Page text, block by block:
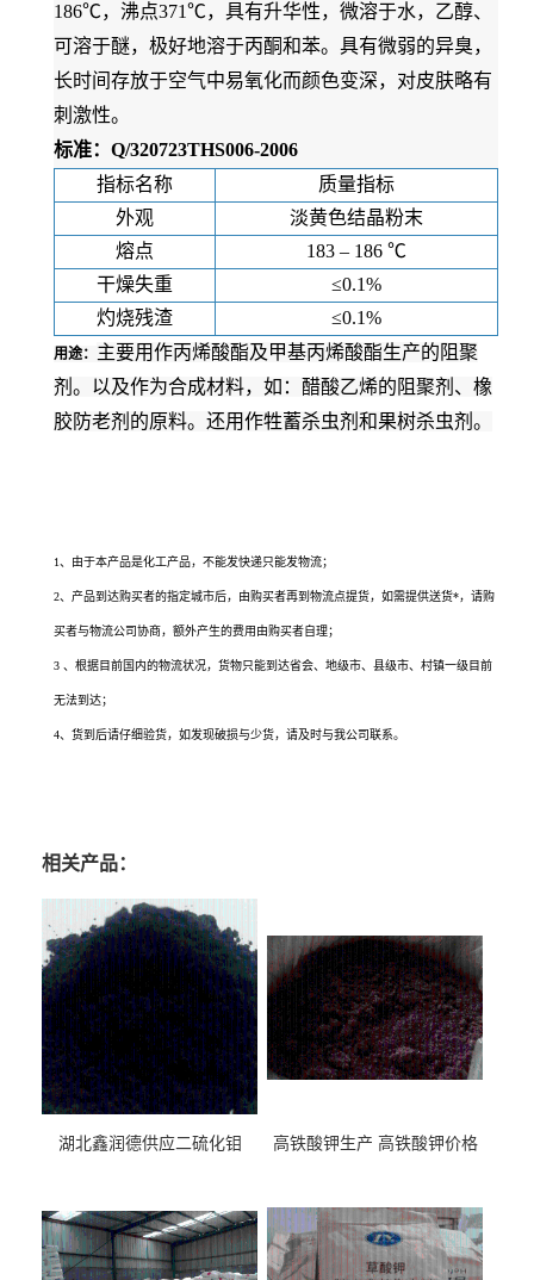
186℃，沸点371℃，具有升华性，微溶于水，乙醇、
可溶于醚，极好地溶于丙酮和苯。具有微弱的异臭，
长时间存放于空气中易氧化而颜色变深，对皮肤略有
刺激性。
标准：Q/320723THS006-2006
指标名称
质量指标
外观
淡黄色结晶粉末
熔点
183 – 186 ℃
干燥失重
≤0.1%
灼烧残渣
≤0.1%
用途： 主要用作丙烯酸酯及甲基丙烯酸酯生产的阻聚
剂。以及作为合成材料，如：醋酸乙烯的阻聚剂、橡
胶防老剂的原料。还用作牲蓄杀虫剂和果树杀虫剂。
1、由于本产品是化工产品，不能发快递只能发物流；
2、产品到达购买者的指定城市后，由购买者再到物流点提货，如需提供送货*，请购
买者与物流公司协商，额外产生的费用由购买者自理；
3 、根据目前国内的物流状况，货物只能到达省会、地级市、县级市、村镇一级目前
无法到达；
4、货到后请仔细验货，如发现破损与少货，请及时与我公司联系。
相关产品：
湖北鑫润德供应二硫化钼 高铁酸钾生产 高铁酸钾价格